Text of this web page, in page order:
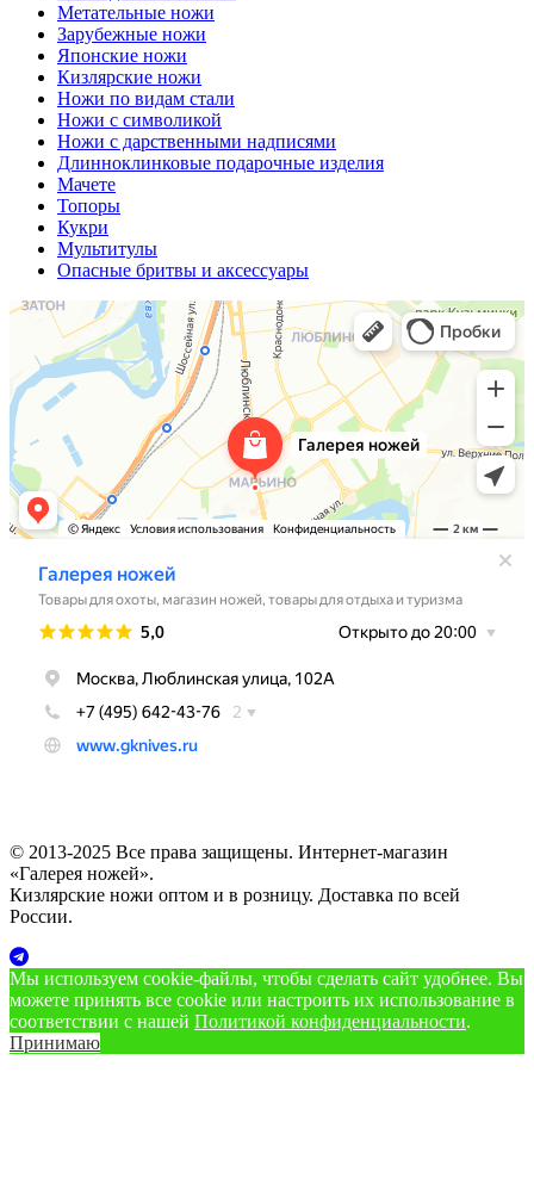
Метательные ножи
Зарубежные ножи
Японские ножи
Кизлярские ножи
Ножи по видам стали
Ножи с символикой
Ножи с дарственными надписями
Длинноклинковые подарочные изделия
Мачете
Топоры
Кукри
Мультитулы
Опасные бритвы и аксессуары
© 2013-2025 Все права защищены. Интернет-магазин
«Галерея ножей».
Кизлярские ножи оптом и в розницу. Доставка по всей
России.
Мы используем cookie‑файлы, чтобы сделать сайт удобнее. Вы
можете принять все cookie или настроить их использование в
соответствии с нашей Политикой конфиденциальности.
Принимаю